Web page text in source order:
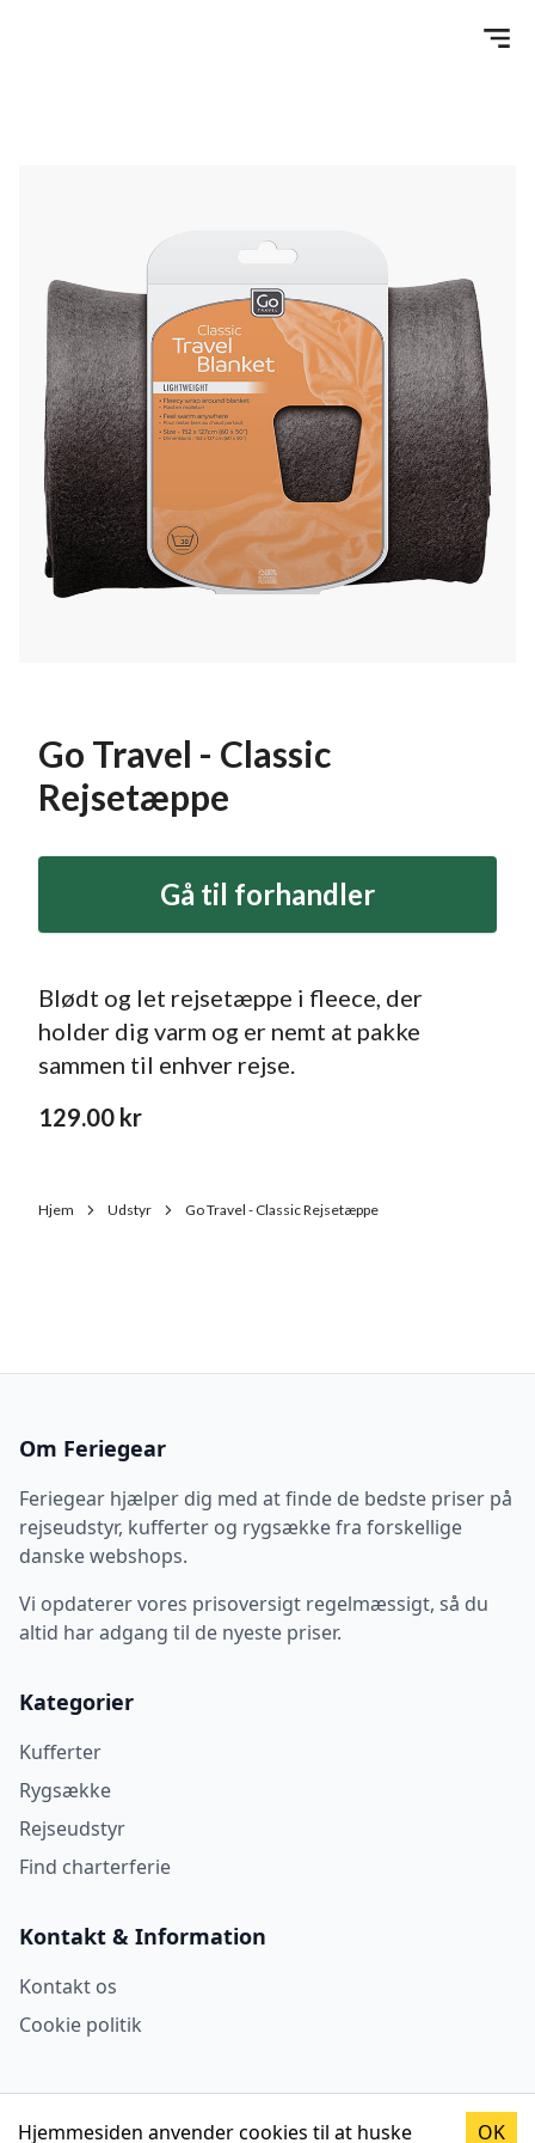
Go Travel - Classic
Rejsetæppe
Blødt og let rejsetæppe i fleece, der
holder dig varm og er nemt at pakke
sammen til enhver rejse.
129.00 kr
Gå til forhandler
Hjem Udstyr Go Travel - Classic Rejsetæppe
Om Feriegear
Feriegear hjælper dig med at finde de bedste priser på
rejseudstyr, kufferter og rygsække fra forskellige
danske webshops.
Vi opdaterer vores prisoversigt regelmæssigt, så du
altid har adgang til de nyeste priser.
Kategorier
Kufferter
Rygsække
Rejseudstyr
Find charterferie
Kontakt & Information
Kontakt os
Cookie politik
Hjemmesiden anvender cookies til at huske OK